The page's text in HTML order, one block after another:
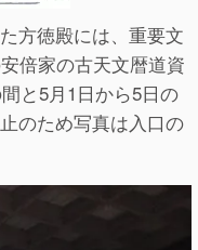
方徳殿には、重要文
倍家の古天文暦道資
と5月1日から5日の
のため写真は入口の